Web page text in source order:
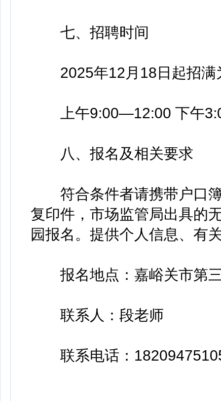
七、招聘时间
2025年12月18日起招满
上午9:00—12:00 下午
八、报名及相关要求
符合条件者请携带户口簿
复印件，市场监管局出具的
园报名。提供个人信息、有
报名地点：嘉峪关市第
联系人：段老师
联系电话：